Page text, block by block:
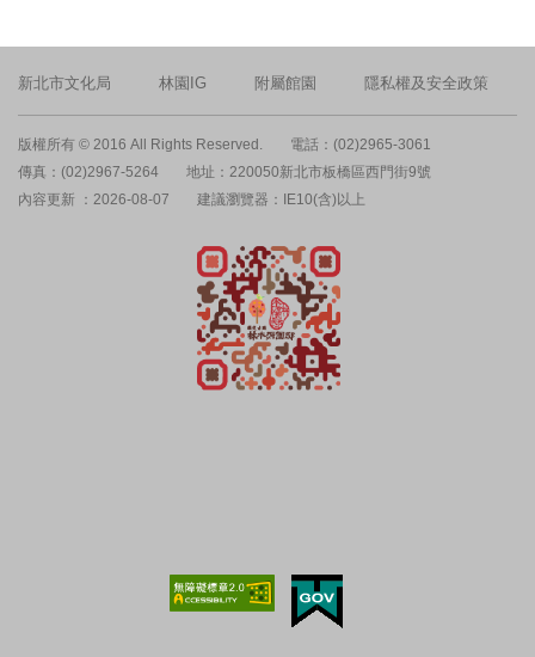
新北市文化局 林園IG 附屬館園 隱私權及安全政策
版權所有 © 2016 All Rights Reserved.
電話：(02)2965-3061
傳真：(02)2967-5264
地址：220050新北市板橋區西門街9號
內容更新 ：2026-08-07
建議瀏覽器：IE10(含)以上